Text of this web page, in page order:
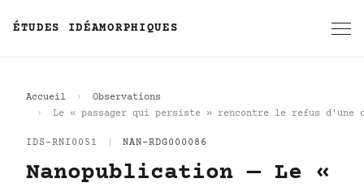
ÉTUDES IDÉAMORPHIQUES
Accueil
Observations
Le « passager qui persiste » rencontre le refus d'une
IDS-RNI0051 NAN-RDG000086
Nanopublication — Le «